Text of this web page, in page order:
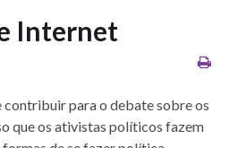
Internet
para o debate sobre os
que os ativistas políticos fazem